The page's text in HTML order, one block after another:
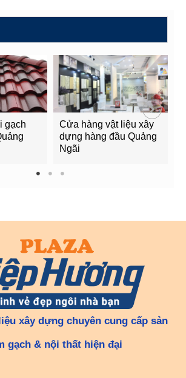
gạch
Cửa hàng vật liệu xây
dựng hàng đầu Quảng
Ngãi
1 2 3
xây dựng chuyên cung cấp sản
gạch & nội thất hiện đại